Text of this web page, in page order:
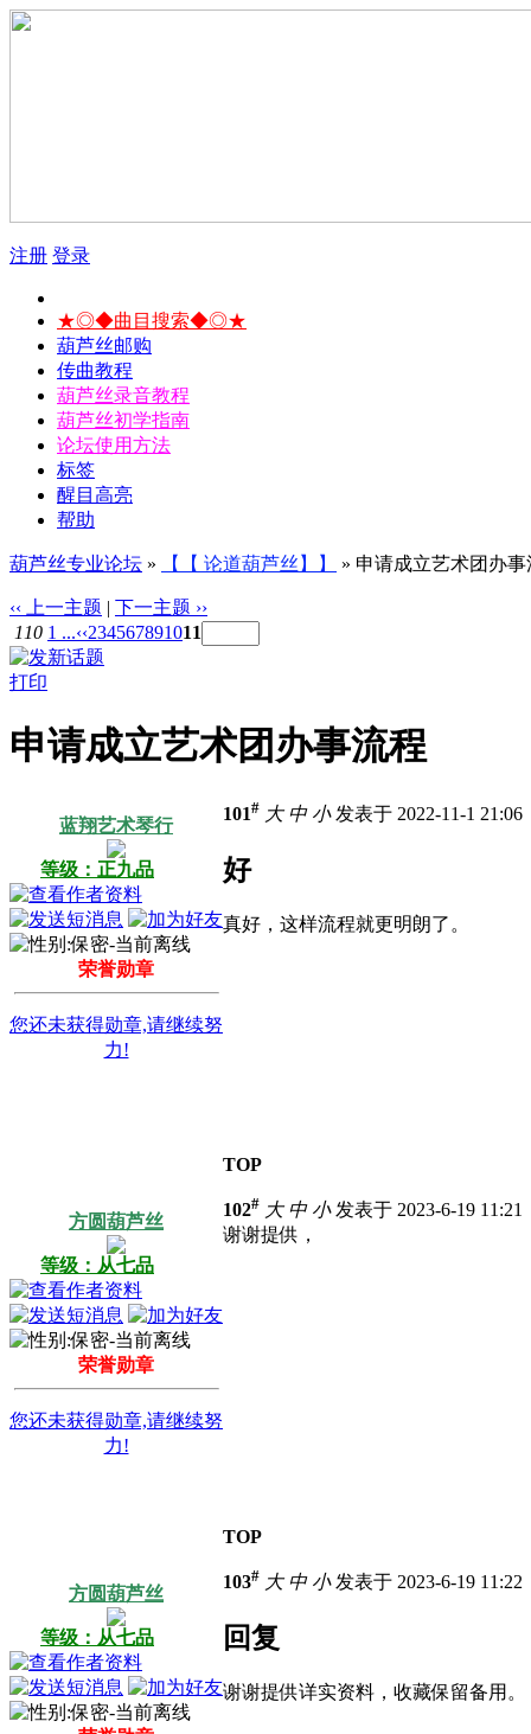
注册 登录
★◎◆曲目搜索◆◎★
葫芦丝邮购
传曲教程
葫芦丝录音教程
葫芦丝初学指南
论坛使用方法
标签
醒目高亮
帮助
葫芦丝专业论坛 » 【【 论道葫芦丝】】 » 申请成立艺术团办事
‹‹ 上一主题 | 下一主题 ››
110 1 ...‹‹234567891011
打印
申请成立艺术团办事流程
蓝翔艺术琴行
等级：正九品
荣誉勋章
您还未获得勋章,请继续努
力!
101# 大 中 小发表于 2022-11-1 21:06
好
真好，这样流程就更明朗了。
TOP
方圆葫芦丝
等级：从七品
荣誉勋章
您还未获得勋章,请继续努
力!
102# 大 中 小发表于 2023-6-19 11:21
谢谢提供，
TOP
方圆葫芦丝
等级：从七品
103# 大 中 小发表于 2023-6-19 11:22
回复
谢谢提供详实资料，收藏保留备用。